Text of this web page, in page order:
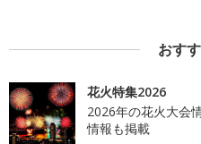
おす
花火特集2026
2026年の花火大会
情報も掲載